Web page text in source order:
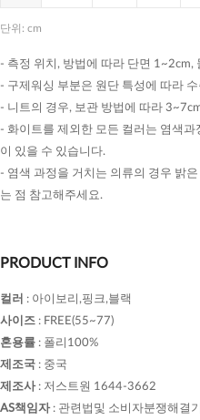
단위: cm
- 측정 위치, 방법에 따라 단면
- 구제워싱 부분은 원단 특성에 따라
- 니트의 경우, 보관 방법에 따라
- 화이트를 제외한 모든 컬러는 염색
이 있을 수 있습니다.
- 염색 과정을 거치는 의류의 경우 밝
는 점 참고해주세요.
PRODUCT INFO
컬러 : 아이보리,핑크,블랙
사이즈 : FREE(55~77)
혼용률 : 폴리100%
제조국 : 중국
제조사: 저스트원 1644-3662
AS책임자: 관련법및 소비자분쟁해결